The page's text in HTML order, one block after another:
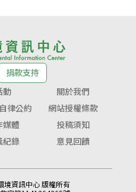
捐款支持
動
關於我們
律公約
網站授權條款
媒體
投稿須知
紀錄 意見回饋
資訊中心 版權所有